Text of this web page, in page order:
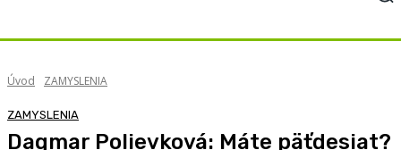
Úvod ZAMYSLENIA
ZAMYSLENIA
Dagmar Polievková: Máte päťdesiat?